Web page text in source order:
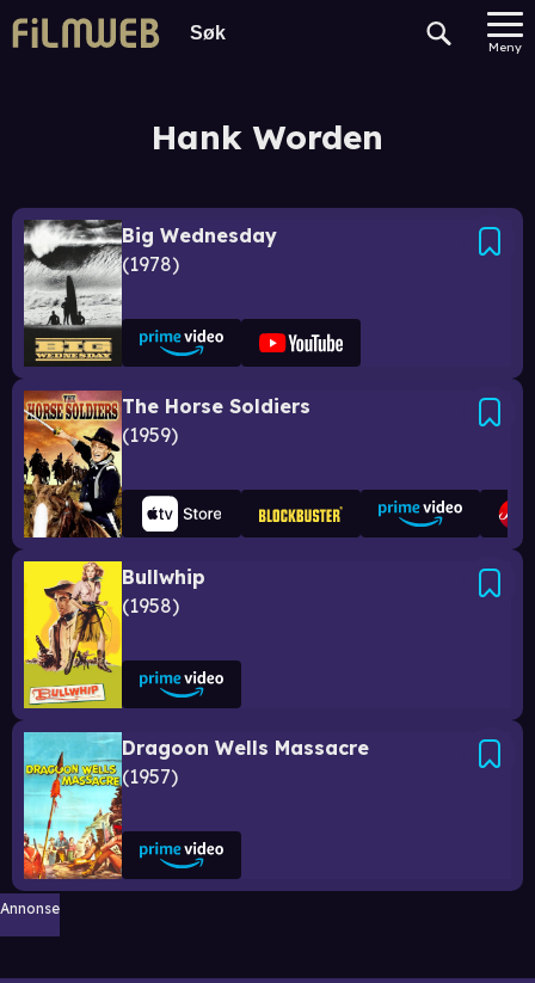
Meny
Hank Worden
Big Wednesday
1978
The Horse Soldiers
1959
Bullwhip
1958
Dragoon Wells Massacre
1957
Annonse